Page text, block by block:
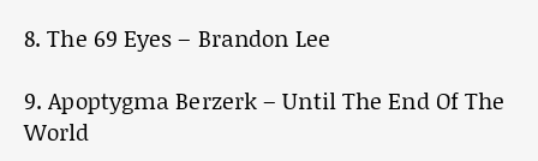
8. The 69 Eyes – Brandon Lee
9. Apoptygma Berzerk – Until The End Of The
World